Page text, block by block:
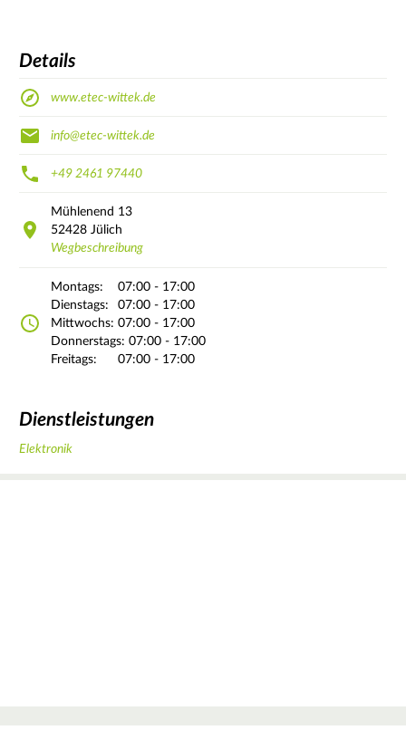
Details
www.etec-wittek.de
info@etec-wittek.de
+49 2461 97440
Mühlenend 13
52428 Jülich
Wegbeschreibung
Montags:
07:00 - 17:00
Dienstags:
07:00 - 17:00
Mittwochs: 07:00 - 17:00
Donnerstags: 07:00 - 17:00
Freitags:
07:00 - 17:00
Dienstleistungen
Elektronik